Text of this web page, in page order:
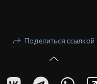
Поделиться ссылкой